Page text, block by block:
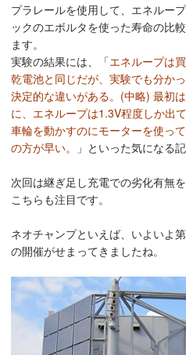
プラレールを使用して、エネルー
ックのエボルタを使った寿命の比
ます。
実験の結果には、「エネループは
乾電池と同じだが、実験でも分か
決定的な違いがある。(中略) 最初
に、エネループは1.3V程度しか出て
車輪を動かすのにモーターを使っ
の方が早い。
」といった気になる記
次回は継ぎ足し充電での劣化有無
こちらも注目です。
ネオチャンプといえば、いよいよ
の開催がせまってきましたね。